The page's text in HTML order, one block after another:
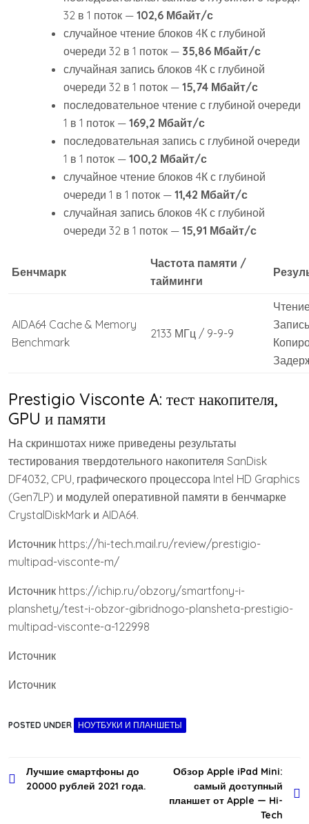
32 в 1 поток — 102,6 Мбайт/с
случайное чтение блоков 4К с глубиной
очереди 32 в 1 поток — 35,86 Мбайт/с
случайная запись блоков 4К с глубиной
очереди 32 в 1 поток — 15,74 Мбайт/с
последовательное чтение с глубиной очереди
1 в 1 поток — 169,2 Мбайт/с
последовательная запись с глубиной очереди
1 в 1 поток — 100,2 Мбайт/с
случайное чтение блоков 4К с глубиной
очереди 1 в 1 поток — 11,42 Мбайт/с
случайная запись блоков 4К с глубиной
очереди 32 в 1 поток — 15,91 Мбайт/с
Бенчмарк
Частота памяти /
тайминги
AIDA64 Cache & Memory
Benchmark
2133 МГц / 9-9-9
Prestigio Visconte A: тест накопителя,
GPU и памяти
На скриншотах ниже приведены результаты
тестирования твердотельного накопителя SanDisk
DF4032, CPU, графического процессора Intel HD Graphics
(Gen7LP) и модулей оперативной памяти в бенчмарке
CrystalDiskMark и AIDA64.
Источник https://hi-tech.mail.ru/review/prestigio-
multipad-visconte-m/
Источник https://ichip.ru/obzory/smartfony-i-
planshety/test-i-obzor-gibridnogo-plansheta-prestigio-
multipad-visconte-a-122998
Источник
Источник
POSTED UNDER НОУТБУКИ И ПЛАНШЕТЫ
Навигация
Лучшие смартфоны до
20000 рублей 2021 года.
Обзор Apple iPad Mini:
самый доступный
планшет от Apple — Hi-
Tech